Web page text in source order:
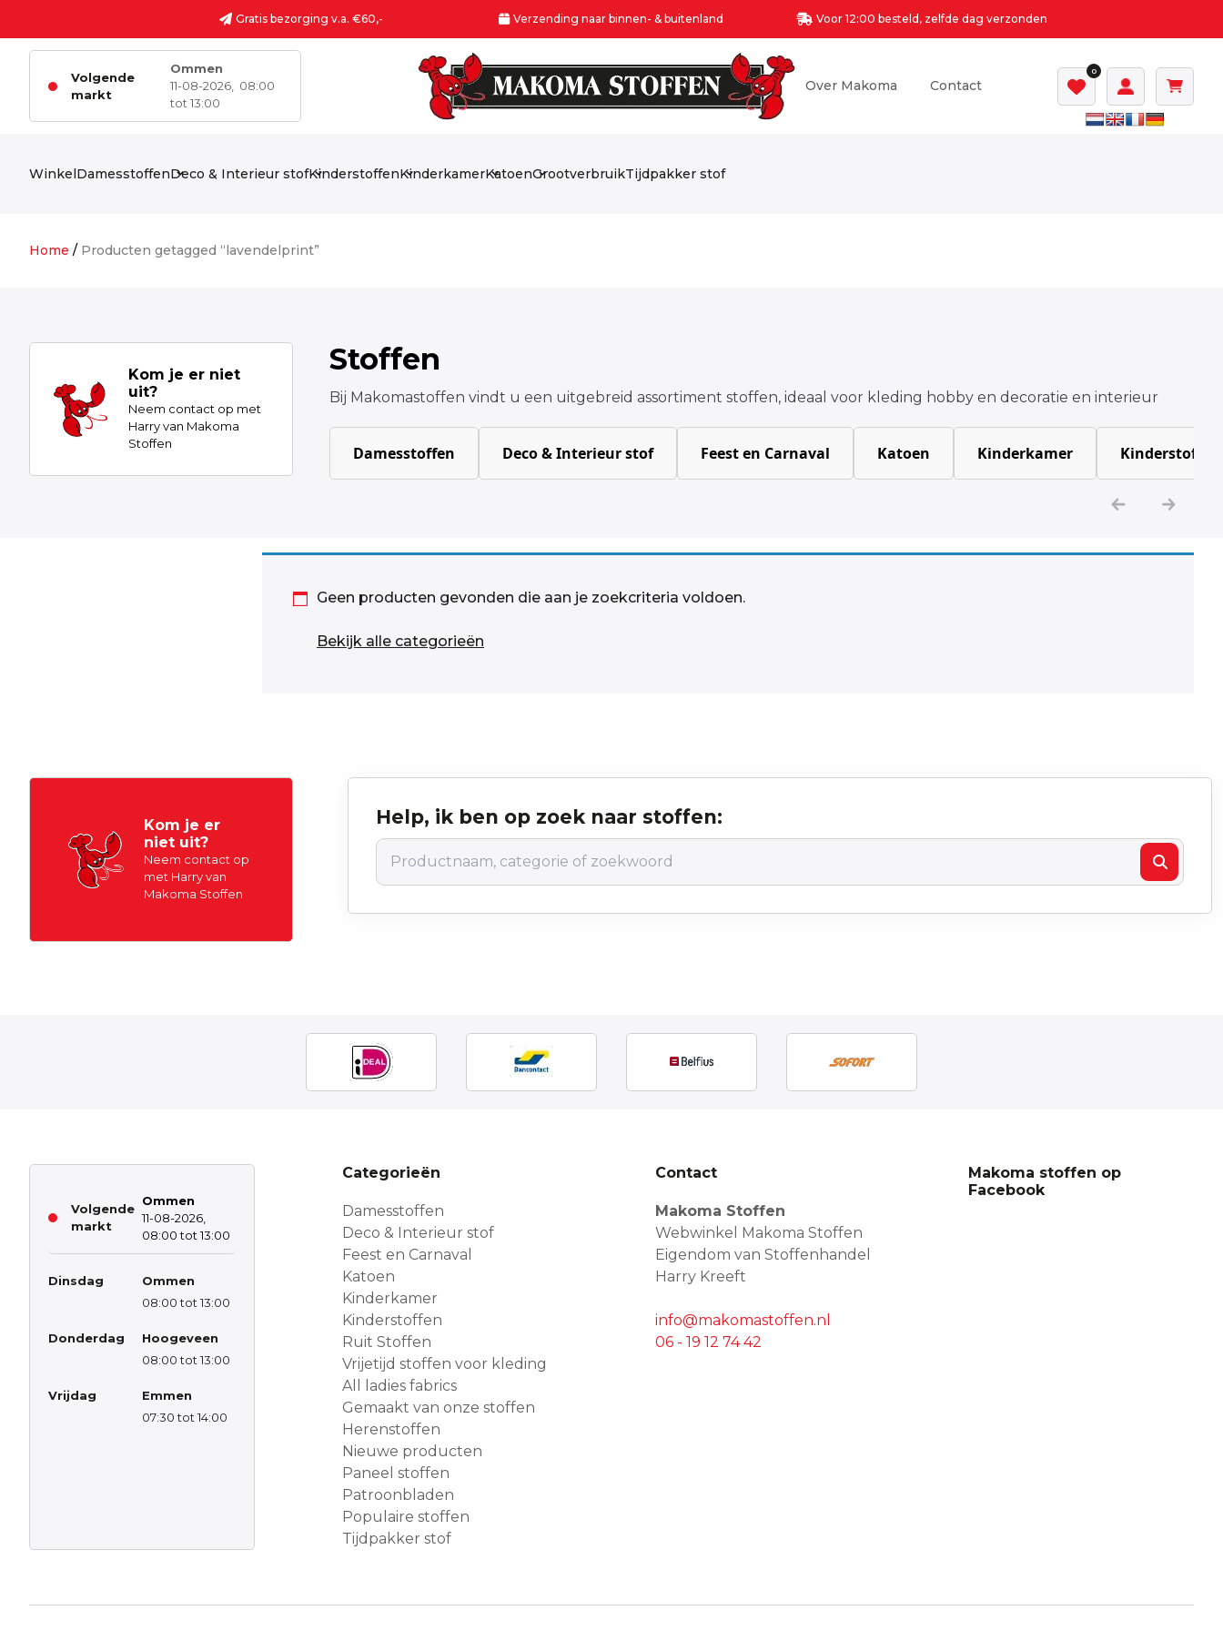
Gratis bezorging v.a. €60,- Verzending naar binnen- & buitenland Voor 12:00 besteld, zelfde dag verzonden
Volgende
markt
Ommen
11-08-2026,
08:00
tot 13:00
Over Makoma Contact
0
WinkelDamesstoffenDeco & Interieur stofKinderstoffenKinderkamerKatoenGrootverbruikTijdpakker stof
Home / Producten getagged “lavendelprint”
Kom je er niet
uit?
Neem contact op met
Harry van Makoma
Stoffen
Stoffen
Bij Makomastoffen vindt u een uitgebreid assortiment stoffen, ideaal voor kleding hobby en decoratie en interieur
Damesstoffen Deco & Interieur stof Feest en Carnaval Katoen Kinderkamer Kinderstoffen
Geen producten gevonden die aan je zoekcriteria voldoen.
Bekijk alle categorieën
Kom je er
niet uit?
Neem contact op
met Harry van
Makoma Stoffen
Help, ik ben op zoek naar stoffen:
Volgende
markt
Ommen
11-08-2026,
08:00 tot 13:00
Dinsdag
Ommen
08:00 tot 13:00
Donderdag
Hoogeveen
08:00 tot 13:00
Vrijdag
Emmen
07:30 tot 14:00
Categorieën
Damesstoffen
Deco & Interieur stof
Feest en Carnaval
Katoen
Kinderkamer
Kinderstoffen
Ruit Stoffen
Vrijetijd stoffen voor kleding
All ladies fabrics
Gemaakt van onze stoffen
Herenstoffen
Nieuwe producten
Paneel stoffen
Patroonbladen
Populaire stoffen
Tijdpakker stof
Contact
Makoma Stoffen
Webwinkel Makoma Stoffen
Eigendom van Stoffenhandel
Harry Kreeft
info@makomastoffen.nl
06 - 19 12 74 42
Makoma stoffen op
Facebook